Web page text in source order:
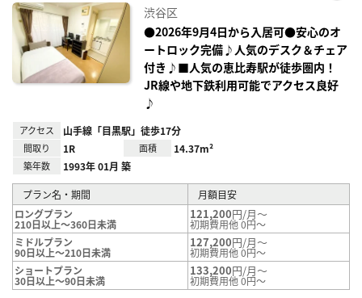
り登
録
渋谷区
●2026年9月4日から入居可●安心のオ
ートロック完備♪人気のデスク＆チェア
付き♪■人気の恵比寿駅が徒歩圏内！
JR線や地下鉄利用可能でアクセス良好
♪
アクセス 山手線「目黒駅」徒歩17分
間取り 1R 面積 14.37m²
築年数 1993年 01月 築
プラン名・期間
月額目安
ロングプラン
210日以上～360日未満
121,200円/月～
初期費用他 0円～
ミドルプラン
90日以上～210日未満
127,200円/月～
初期費用他 0円～
ショートプラン
30日以上～90日未満
133,200円/月～
初期費用他 0円～